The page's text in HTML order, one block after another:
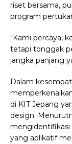
riset bersama,
program
“Kami percaya,
tetapi tonggak
jangka panjang
Dalam
di KIT Jepang
design.
mengidentifikasi
yang aplikatif